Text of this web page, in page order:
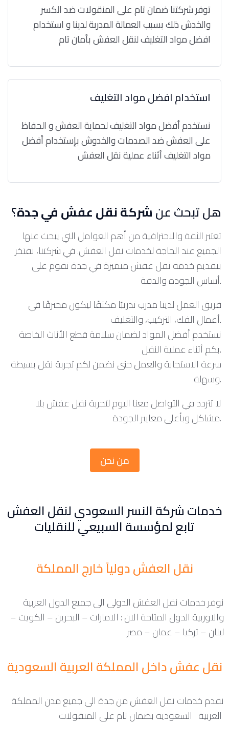
توفر شركتنا ضمان تام على المنقولات ضد الكسر
والخدش ذلك بسبب العمالة المدربة لدينا و استخدام
افضل مواد التغليف لنقل العفش بأمان تام
استخدام افضل مواد التغليف
نستخدم أفضل مواد التغليف لحماية العفش و الحفاظ
على العفش ضد الصدمات والخدوش بإستخدام أفضل
مواد التغليف أثناء عملية نقل العفش
هل تبحث عنشركة نقل عفش في جدة؟
تعتبر الثقة والاحترافية من أهم العوامل التي يبحث عنها
الجميع عند الحاجة لخدمات نقل العفش. في شركتنا، نفتخر
بتقديم خدمة نقل عفش متميزة في جدة تقوم على
أساس الجودة والدقة.
أعمال الفك، التركيب، والتغليف.
نستخدم أفضل المواد لضمان سلامة قطع الأثاث الخاصة
بكم أثناء عملية النقل.
سرعة الاستجابة والعمل حتى نضمن لكم تجربة نقل بسيطة
وسهلة.
لا تتردد في التواصل معنا اليوم لتجربة نقل عفش بلا
مشاكل وبأعلى معايير الجودة.
من نحن
خدمات شركة النسر السعودي لنقل العفش
تابع لمؤسسة السبيعي للنقليات
نقل العفش دولياً خارج المملكة
نوفر خدمات نقل العفش الدولى الى جميع الدول العربية
والاوربية الدول المتاحة الان : الامارات – البحرين – الكويت –
لبنان – تركيا – عمان – مصر
نقل عفش داخل المملكة العربية السعودية
نقدم خدمات نقل العفش من جدة الى جميع مدن المملكة